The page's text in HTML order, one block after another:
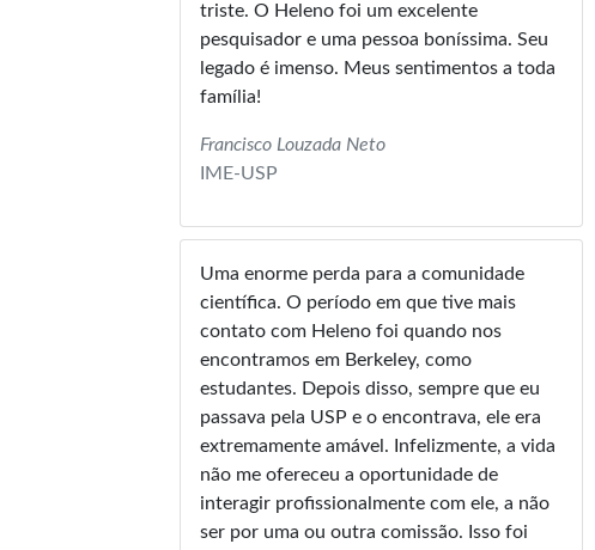
triste. O Heleno foi um excelente
pesquisador e uma pessoa boníssima. Seu
legado é imenso. Meus sentimentos a toda
família!
Francisco Louzada Neto
IME-USP
Uma enorme perda para a comunidade
científica. O período em que tive mais
contato com Heleno foi quando nos
encontramos em Berkeley, como
estudantes. Depois disso, sempre que eu
passava pela USP e o encontrava, ele era
extremamente amável. Infelizmente, a vida
não me ofereceu a oportunidade de
interagir profissionalmente com ele, a não
ser por uma ou outra comissão. Isso foi